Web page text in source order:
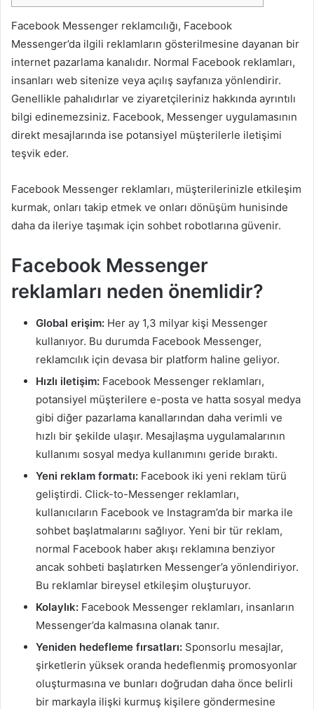
Facebook Messenger reklamcılığı, Facebook
Messenger’da ilgili reklamların gösterilmesine dayanan bir
internet pazarlama kanalıdır. Normal Facebook reklamları,
insanları web sitenize veya açılış sayfanıza yönlendirir.
Genellikle pahalıdırlar ve ziyaretçileriniz hakkında ayrıntılı
bilgi edinemezsiniz. Facebook, Messenger uygulamasının
direkt mesajlarında ise potansiyel müşterilerle iletişimi
teşvik eder.
Facebook Messenger reklamları, müşterilerinizle etkileşim
kurmak, onları takip etmek ve onları dönüşüm hunisinde
daha da ileriye taşımak için sohbet robotlarına güvenir.
Facebook Messenger
reklamları neden önemlidir?
Global erişim: Her ay 1,3 milyar kişi Messenger
kullanıyor. Bu durumda Facebook Messenger,
reklamcılık için devasa bir platform haline geliyor.
Hızlı iletişim: Facebook Messenger reklamları,
potansiyel müşterilere e-posta ve hatta sosyal medya
gibi diğer pazarlama kanallarından daha verimli ve
hızlı bir şekilde ulaşır. Mesajlaşma uygulamalarının
kullanımı sosyal medya kullanımını geride bıraktı.
Yeni reklam formatı: Facebook iki yeni reklam türü
geliştirdi. Click-to-Messenger reklamları,
kullanıcıların Facebook ve Instagram’da bir marka ile
sohbet başlatmalarını sağlıyor. Yeni bir tür reklam,
normal Facebook haber akışı reklamına benziyor
ancak sohbeti başlatırken Messenger’a yönlendiriyor.
Bu reklamlar bireysel etkileşim oluşturuyor.
Kolaylık: Facebook Messenger reklamları, insanların
Messenger’da kalmasına olanak tanır.
Yeniden hedefleme fırsatları: Sponsorlu mesajlar,
şirketlerin yüksek oranda hedeflenmiş promosyonlar
oluşturmasına ve bunları doğrudan daha önce belirli
bir markayla ilişki kurmuş kişilere göndermesine